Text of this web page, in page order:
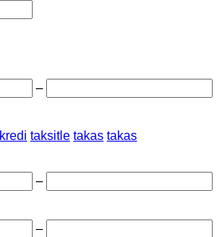
–
kredi taksitle takas takas
–
–